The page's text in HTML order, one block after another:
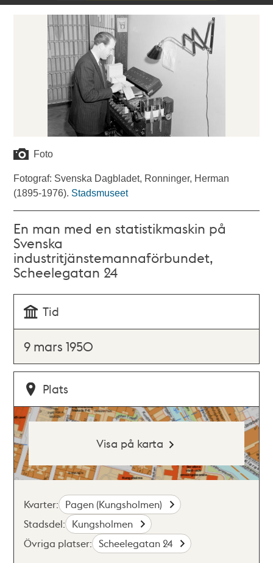
Foto
Fotograf: Svenska Dagbladet, Ronninger, Herman
(1895-1976). Stadsmuseet
En man med en statistikmaskin på
Svenska
industritjänstemannaförbundet,
Scheelegatan 24
Tid
9 mars 1950
Plats
Visa på karta
Kvarter: Pagen (Kungsholmen)
Stadsdel: Kungsholmen
Övriga platser: Scheelegatan 24